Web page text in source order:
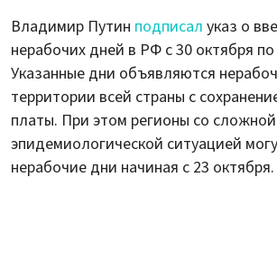
Владимир Путин подписал указ о
нерабочих дней в РФ с 30 октября
Указанные дни объявляются
территории всей страны с
платы. При этом регионы со сложной
эпидемиологической ситуацией
нерабочие дни начиная с 23 октября.